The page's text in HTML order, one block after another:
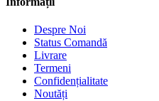
Despre Noi
Status Comandă
Livrare
Termeni
Confidențialitate
Noutăți